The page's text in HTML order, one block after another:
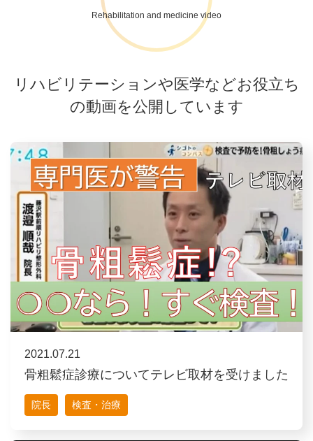
Rehabilitation and medicine video
リハビリテーションや医学などお役立ち
の動画を公開しています
2021.07.21
骨粗鬆症診療についてテレビ取材を受けました
院長 検査・治療